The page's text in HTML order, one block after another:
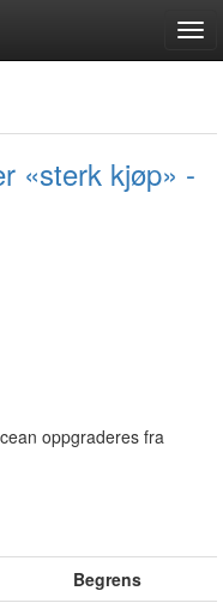
«sterk kjøp» -
oppgraderes fra
Begrens